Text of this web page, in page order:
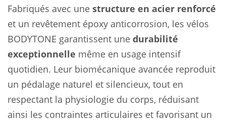
Fabriqués avec une structure en acier renforcé
et un revêtement époxy anticorrosion, les vélos
BODYTONE garantissent une durabilité
exceptionnelle même en usage intensif
quotidien. Leur biomécanique avancée reproduit
un pédalage naturel et silencieux, tout en
respectant la physiologie du corps, réduisant
ainsi les contraintes articulaires et favorisant un